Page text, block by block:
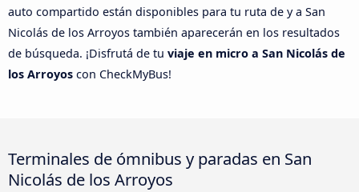
auto compartido están disponibles para tu ruta de y a San
Nicolás de los Arroyos también aparecerán en los resultados
de búsqueda. ¡Disfrutá de tu viaje en micro a San Nicolás de
los Arroyos con CheckMyBus!
Terminales de ómnibus y paradas en San
Nicolás de los Arroyos